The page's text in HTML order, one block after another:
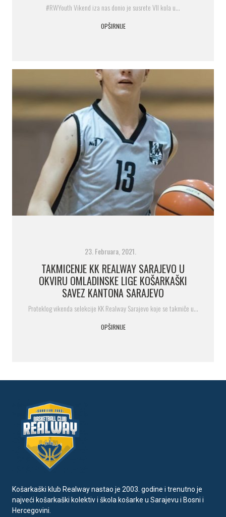
#RWYouth Vikend iza nas donio je susrete VII kola u…
OPŠIRNIJE
23. Februara, 2021.
TAKMICENJE KK REALWAY SARAJEVO U
OKVIRU OMLADINSKE LIGE KOŠARKAŠKI
SAVEZ KANTONA SARAJEVO
Proteklog vikenda selekcije KK Realway Sarajevo koje se takmiče u…
OPŠIRNIJE
Košarkaški klub Realway nastao je 2003. godine i trenutno je
najveći košarkaški kolektiv i škola košarke u Sarajevu i Bosni i
Hercegovini.